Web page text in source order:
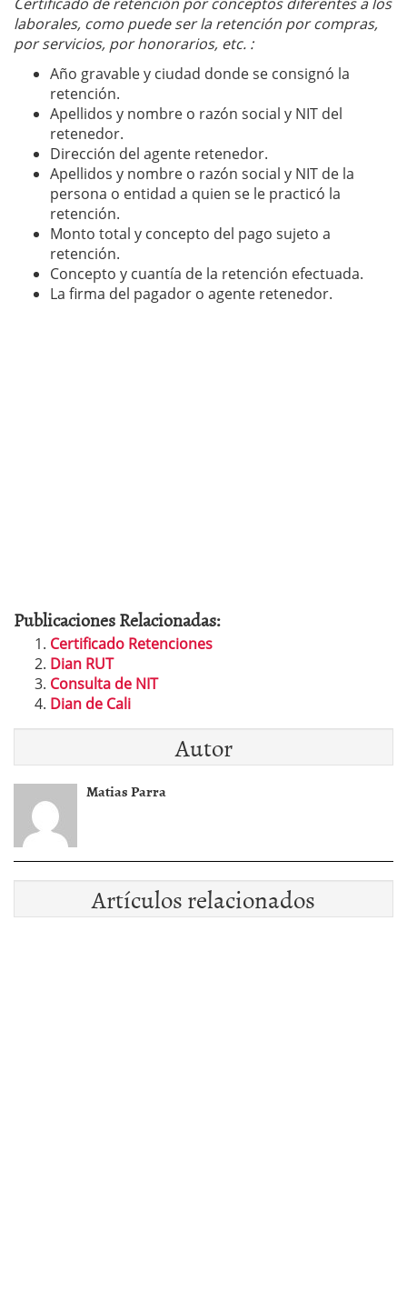
laborales, como puede ser la retención por compras,
por servicios, por honorarios, etc. :
Año gravable y ciudad donde se consignó la
retención.
Apellidos y nombre o razón social y NIT del
retenedor.
Dirección del agente retenedor.
Apellidos y nombre o razón social y NIT de la
persona o entidad a quien se le practicó la
retención.
Monto total y concepto del pago sujeto a
retención.
Concepto y cuantía de la retención efectuada.
La firma del pagador o agente retenedor.
Publicaciones Relacionadas:
Certificado Retenciones
Dian RUT
Consulta de NIT
Dian de Cali
Autor
Matias Parra
Artículos relacionados